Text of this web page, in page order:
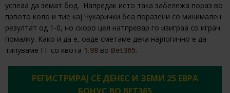
успеаа да земат бод. Напредак исто така забележа пораз во
првото коло и тие кај Чукарички беа поразени со минимален
резултат од 1-0, но скоро цел натпревар го изиграа со играч
помалку. Како и да е, овде сметаме дека најлогично е да
типуваме ГГ со квота 1.98 во Bet365.
РЕГИСТРИРАЈ СЕ ДЕНЕС И ЗЕМИ 25 ЕВРА